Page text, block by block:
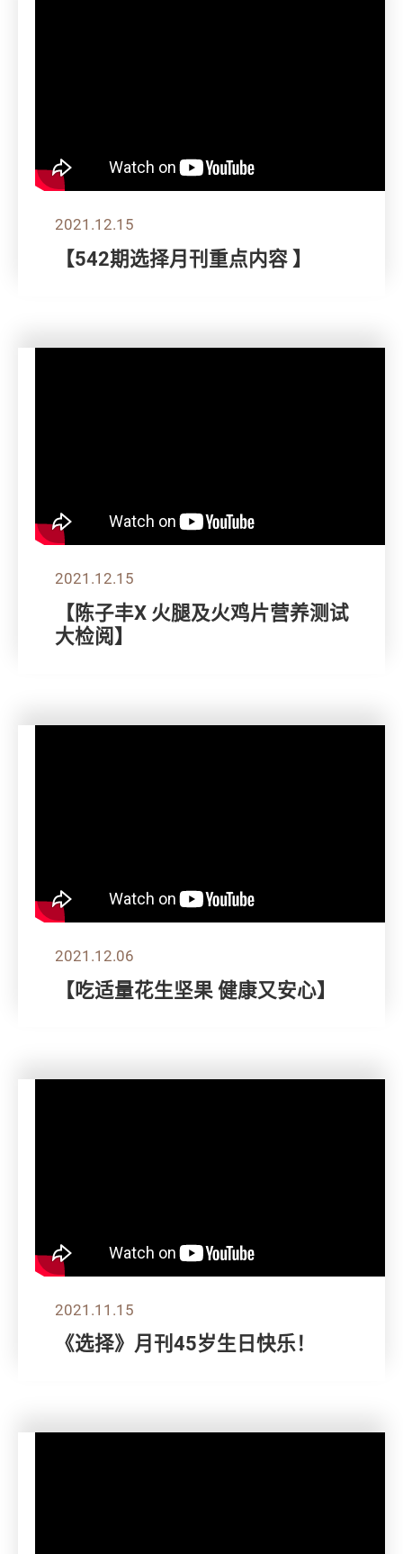
2021.12.15
【542期选择月刊重点内容 】
2021.12.15
【陈子丰X 火腿及火鸡片营养测试
大检阅】
2021.12.06
【吃适量花生坚果 健康又安心】
2021.11.15
《选择》月刊45岁生日快乐！